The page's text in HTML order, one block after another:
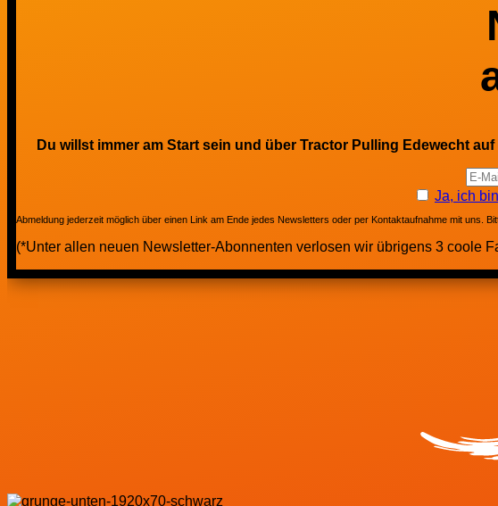
Du willst immer am Start sein und über Tractor Pulling Edewecht
Ja, ich
Abmeldung jederzeit möglich über einen Link am Ende jedes Newsletters oder per Kontaktaufnahme mit uns.
(*Unter allen neuen Newsletter-Abonnenten verlosen wir übrigens 3 coole